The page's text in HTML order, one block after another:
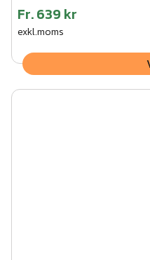
Fr.639 kr
exkl.moms